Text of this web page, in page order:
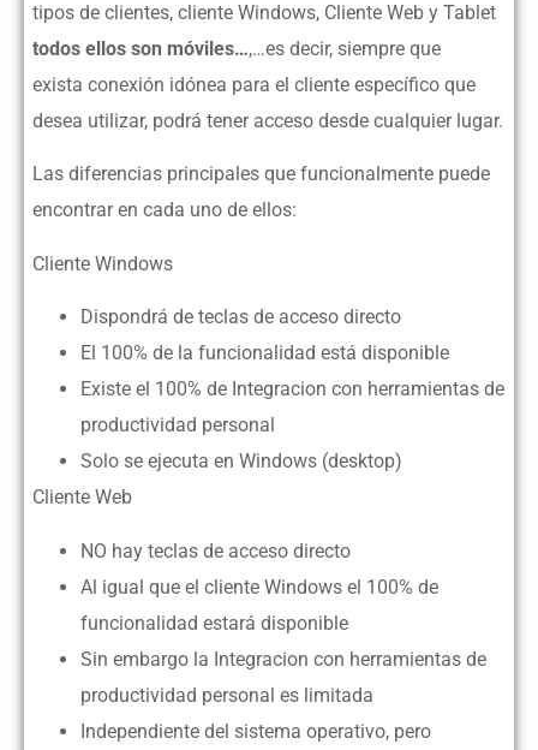
tipos de clientes, cliente Windows, Cliente Web y Tablet
todos ellos son móviles…,…es decir, siempre que
exista conexión idónea para el cliente específico que
desea utilizar, podrá tener acceso desde cualquier lugar.
Las diferencias principales que funcionalmente puede
encontrar en cada uno de ellos:
Cliente Windows
Dispondrá de teclas de acceso directo
El 100% de la funcionalidad está disponible
Existe el 100% de Integracion con herramientas de
productividad personal
Solo se ejecuta en Windows (desktop)
Cliente Web
NO hay teclas de acceso directo
Al igual que el cliente Windows el 100% de
funcionalidad estará disponible
Sin embargo la Integracion con herramientas de
productividad personal es limitada
Independiente del sistema operativo, pero